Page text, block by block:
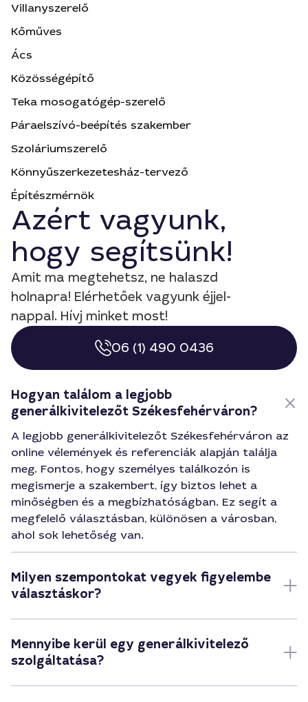
Villanyszerelő
Kőműves
Ács
Közösségépítő
Teka mosogatógép-szerelő
Páraelszívó-beépítés szakember
Szoláriumszerelő
Könnyűszerkezetesház-tervező
Építészmérnök
Azért vagyunk,
hogy segítsünk!
Amit ma megtehetsz, ne halaszd
holnapra! Elérhetőek vagyunk éjjel-
nappal. Hívj minket most!
06 (1) 490 0436
Hogyan találom a legjobb
generálkivitelezőt Székesfehérváron?
A legjobb generálkivitelezőt Székesfehérváron az
online vélemények és referenciák alapján találja
meg. Fontos, hogy személyes találkozón is
megismerje a szakembert, így biztos lehet a
minőségben és a megbízhatóságban. Ez segít a
megfelelő választásban, különösen a városban,
ahol sok lehetőség van.
Milyen szempontokat vegyek figyelembe
választáskor?
Mennyibe kerül egy generálkivitelező
szolgáltatása?